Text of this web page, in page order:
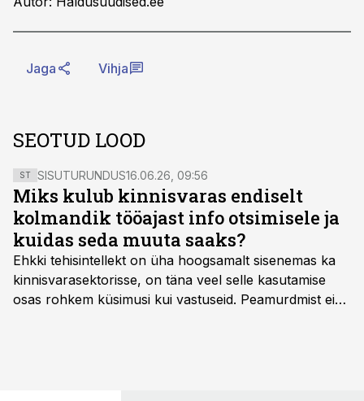
Jaga Vihja
SEOTUD LOOD
ST SISUTURUNDUS16.06.26, 09:56
Miks kulub kinnisvaras endiselt
kolmandik tööajast info otsimisele ja
kuidas seda muuta saaks?
Ehkki tehisintellekt on üha hoogsamalt sisenemas ka
kinnisvarasektorisse, on täna veel selle kasutamise
osas rohkem küsimusi kui vastuseid. Peamurdmist ei